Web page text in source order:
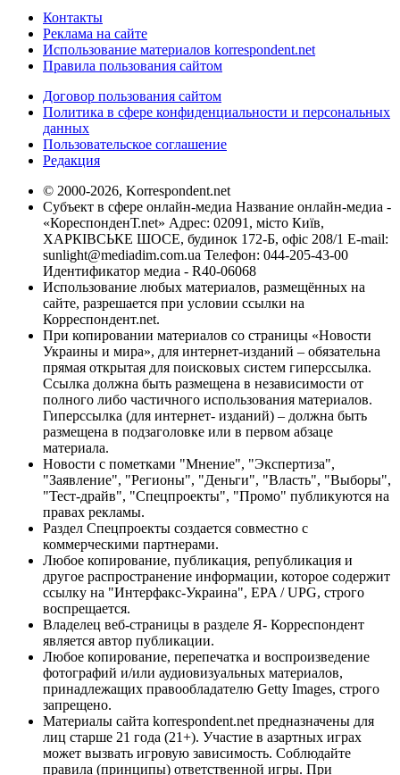
Контакты
Реклама на сайте
Использование материалов korrespondent.net
Правила пользования сайтом
Договор пользования сайтом
Политика в сфере конфиденциальности и персональных
данных
Пользовательское соглашение
Редакция
© 2000-2026, Korrespondent.net
Субъект в сфере онлайн-медиа Название онлайн-медиа -
«КореспонденТ.net» Адрес: 02091, місто Київ,
ХАРКІВСЬКЕ ШОСЕ, будинок 172-Б, офіс 208/1 E-mail:
sunlight@mediadim.com.ua Телефон: 044-205-43-00
Идентификатор медиа - R40-06068
Использование любых материалов, размещённых на
сайте, разрешается при условии ссылки на
Корреспондент.net.
При копировании материалов со страницы «Новости
Украины и мира», для интернет-изданий – обязательна
прямая открытая для поисковых систем гиперссылка.
Ссылка должна быть размещена в независимости от
полного либо частичного использования материалов.
Гиперссылка (для интернет- изданий) – должна быть
размещена в подзаголовке или в первом абзаце
материала.
Новости с пометками "Мнение", "Экспертиза",
"Заявление", "Регионы", "Деньги", "Власть", "Выборы",
"Тест-драйв", "Спецпроекты", "Промо" публикуются на
правах рекламы.
Раздел Спецпроекты создается совместно с
коммерческими партнерами.
Любое копирование, публикация, републикация и
другое распространение информации, которое содержит
ссылку на "Интерфакс-Украина", EPA / UPG, строго
воспрещается.
Владелец веб-страницы в разделе Я- Корреспондент
является автор публикации.
Любое копирование, перепечатка и воспроизведение
фотографий и/или аудиовизуальных материалов,
принадлежащих правообладателю Getty Images, строго
запрещено.
Материалы сайта korrespondent.net предназначены для
лиц старше 21 года (21+). Участие в азартных играх
может вызвать игровую зависимость. Соблюдайте
правила (принципы) ответственной игры. При